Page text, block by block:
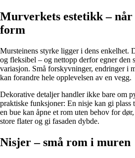
Murverkets estetikk –
form
Mursteinens styrke ligger i dens enkelhet.
og fleksibel – og nettopp derfor egner den
variasjon. Små forskyvninger, endringer i
kan forandre hele opplevelsen av en vegg.
Dekorative detaljer handler ikke bare om
praktiske funksjoner: En nisje kan gi plass
en bue kan åpne et rom uten behov for
store flater og gi fasaden dybde.
Nisjer – små rom i muren